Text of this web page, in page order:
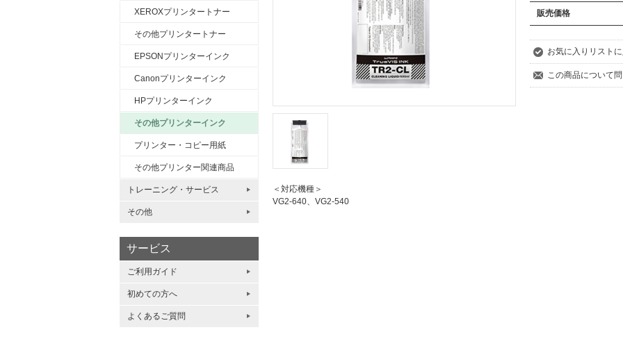
販売価格
お気に入りリスト
この商品について
＜対応機種＞
VG2-640、VG2-540
XEROXプリンタートナー
その他プリンタートナー
EPSONプリンターインク
Canonプリンターインク
HPプリンターインク
その他プリンターインク
プリンター・コピー用紙
その他プリンター関連商品
トレーニング・サービス
その他
サービス
ご利用ガイド
初めての方へ
よくあるご質問